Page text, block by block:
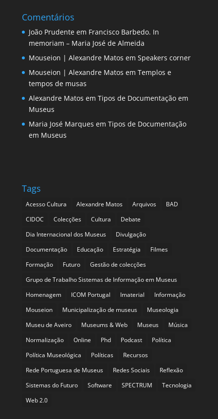
Comentários
João Prudenteem Francisco Barbedo. In
memoriam – Maria José de Almeida
Mouseion | Alexandre Matos em Speakers corner
Mouseion | Alexandre Matos em Templos e
tempos de musas
Alexandre Matos em Tipos de Documentação em
Museus
Maria José Marques em Tipos de Documentação
em Museus
Tags
Acesso Cultura Alexandre Matos Arquivos
BAD
CIDOC
Colecções Cultura
Debate
Dia Internacional dos Museus
Divulgação
Documentação
Educação Estratégia
Filmes
Formação
Futuro
Gestão de colecções
Grupo de Trabalho Sistemas de Informação em Museus
Homenagem
ICOM Portugal Imaterial
Informação
Mouseion
Municipalização de museus
Museologia
Museu de Aveiro
Museums & Web Museus
Música
Normalização
Online Phd Podcast
Política
Política Museológica
Políticas
Recursos
Rede Portuguesa de Museus
Redes Sociais
Reflexão
Sistemas do Futuro
Software SPECTRUM
Tecnologia
Web 2.0